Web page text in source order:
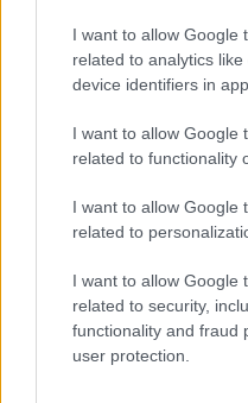
I want to allow Google
related to analytics
device identifiers in
I want to allow Google
related to functionality
I want to allow Google
related to
I want to allow Google
related to security,
functionality and fraud
user protection.
Feliratkozom a
Aktuális
Indul a
erősítő